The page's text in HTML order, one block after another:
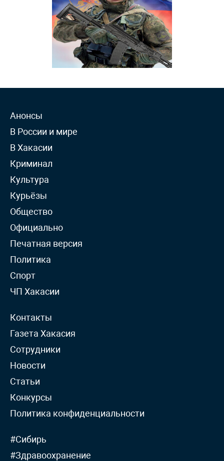
Анонсы
В России и мире
В Хакасии
Криминал
Культура
Курьёзы
Общество
Официально
Печатная версия
Политика
Спорт
ЧП Хакасии
Контакты
Газета Хакасия
Сотрудники
Новости
Статьи
Конкурсы
Политика конфиденциальности
#Сибирь
#Здравоохранение